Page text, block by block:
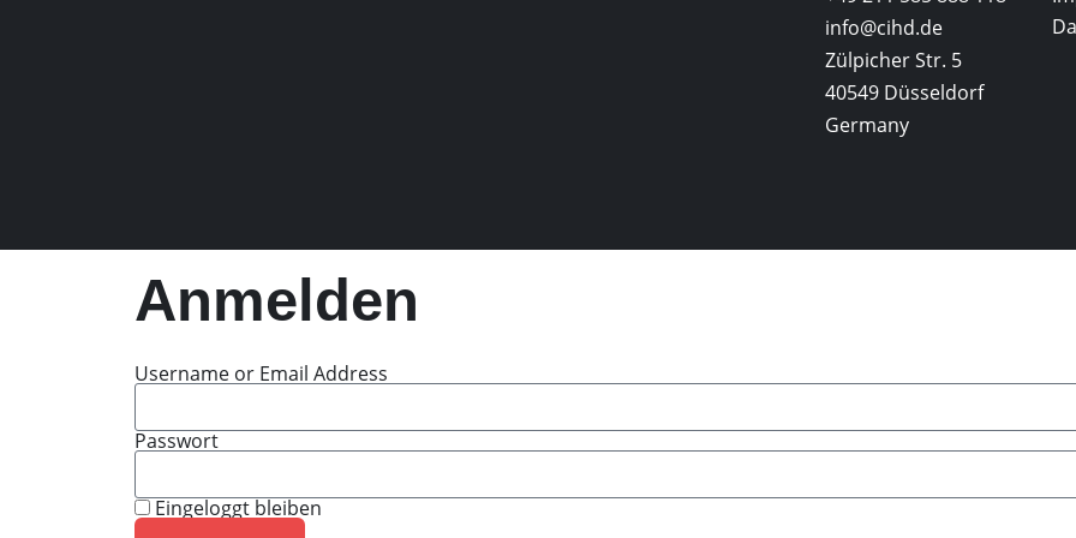
info@cihd.de
Zülpicher Str. 5
40549 Düsseldorf
Germany
Anmelden
Username or Email Address
Passwort
Eingeloggt bleiben